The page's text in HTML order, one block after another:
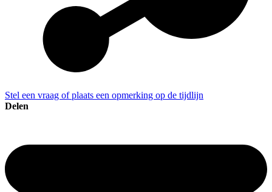
Stel een vraag of plaats een opmerking op de tijdlijn
Delen